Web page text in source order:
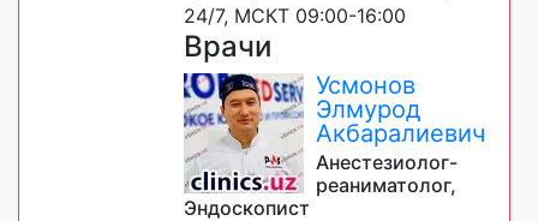
24/7, МСКТ 09:00-16:00
Врачи
Усмонов
Элмурод
Акбаралиевич
Анестезиолог-
реаниматолог,
Эндоскопист